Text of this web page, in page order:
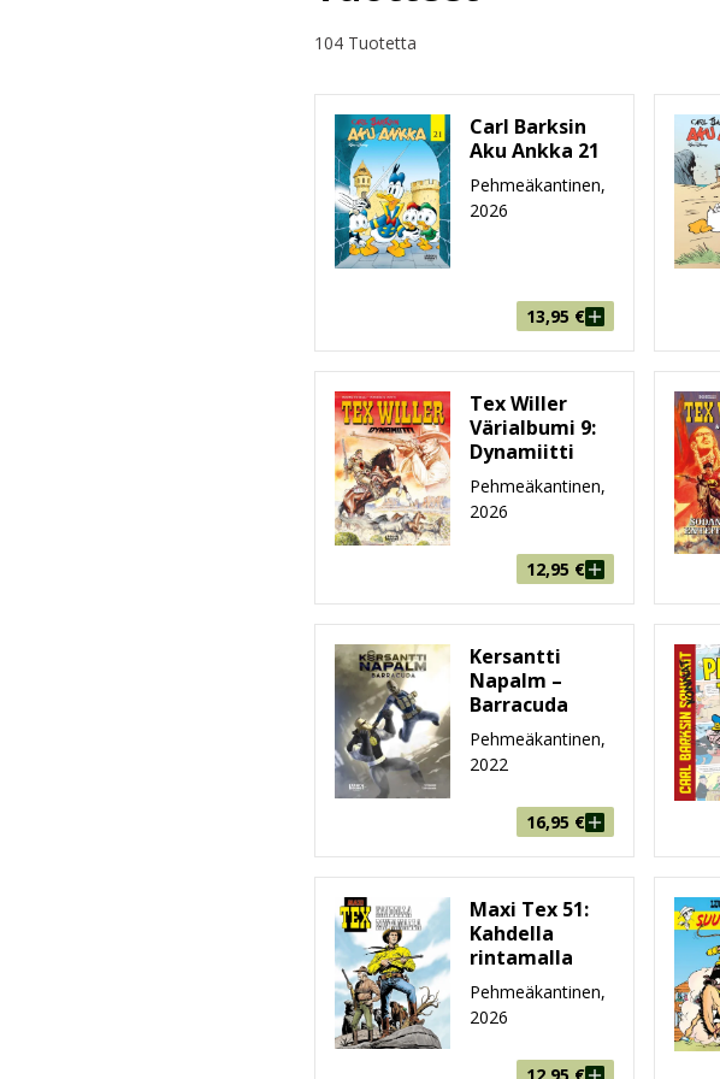
104 Tuotetta
Carl Barksin
Aku Ankka 21
Pehmeäkantinen,
2026
13,95 €
Tex Willer
Värialbumi 9:
Dynamiitti
Pehmeäkantinen,
2026
12,95 €
Kersantti
Napalm –
Barracuda
Pehmeäkantinen,
2022
16,95 €
Maxi Tex 51:
Kahdella
rintamalla
Pehmeäkantinen,
2026